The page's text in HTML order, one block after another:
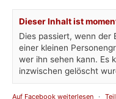
Dieser Inhalt ist
Dies passiert, wenn der
einer kleinen
wer ihn sehen kann. Es
inzwischen gelöscht
Auf Facebook weiterlesen ·